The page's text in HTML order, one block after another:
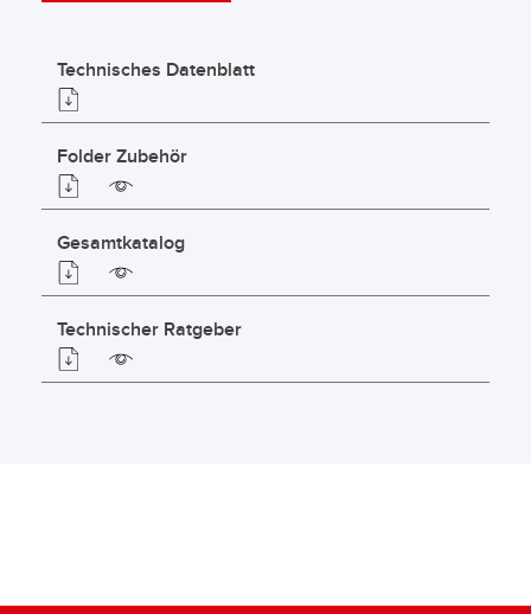
Technisches Datenblatt
Folder Zubehör
Gesamtkatalog
Technischer Ratgeber